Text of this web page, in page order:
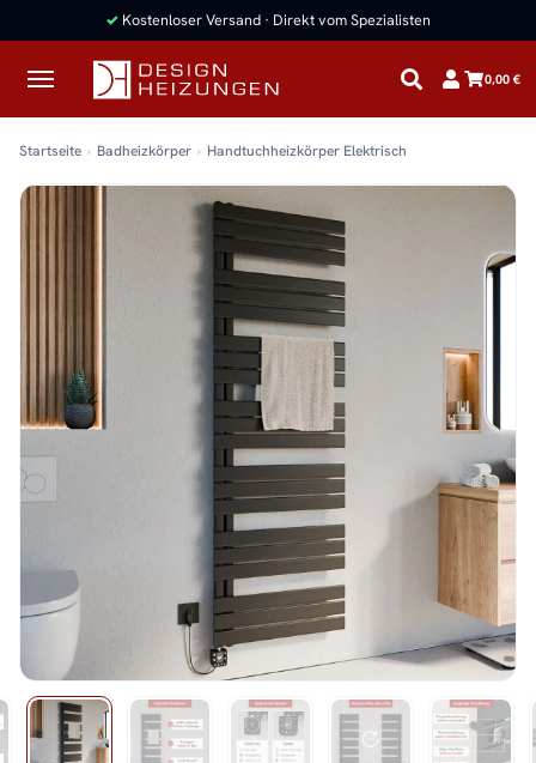
✓ Kostenloser Versand · Direkt vom Spezialisten
0,00 €
Startseite Badheizkörper Handtuchheizkörper Elektrisch